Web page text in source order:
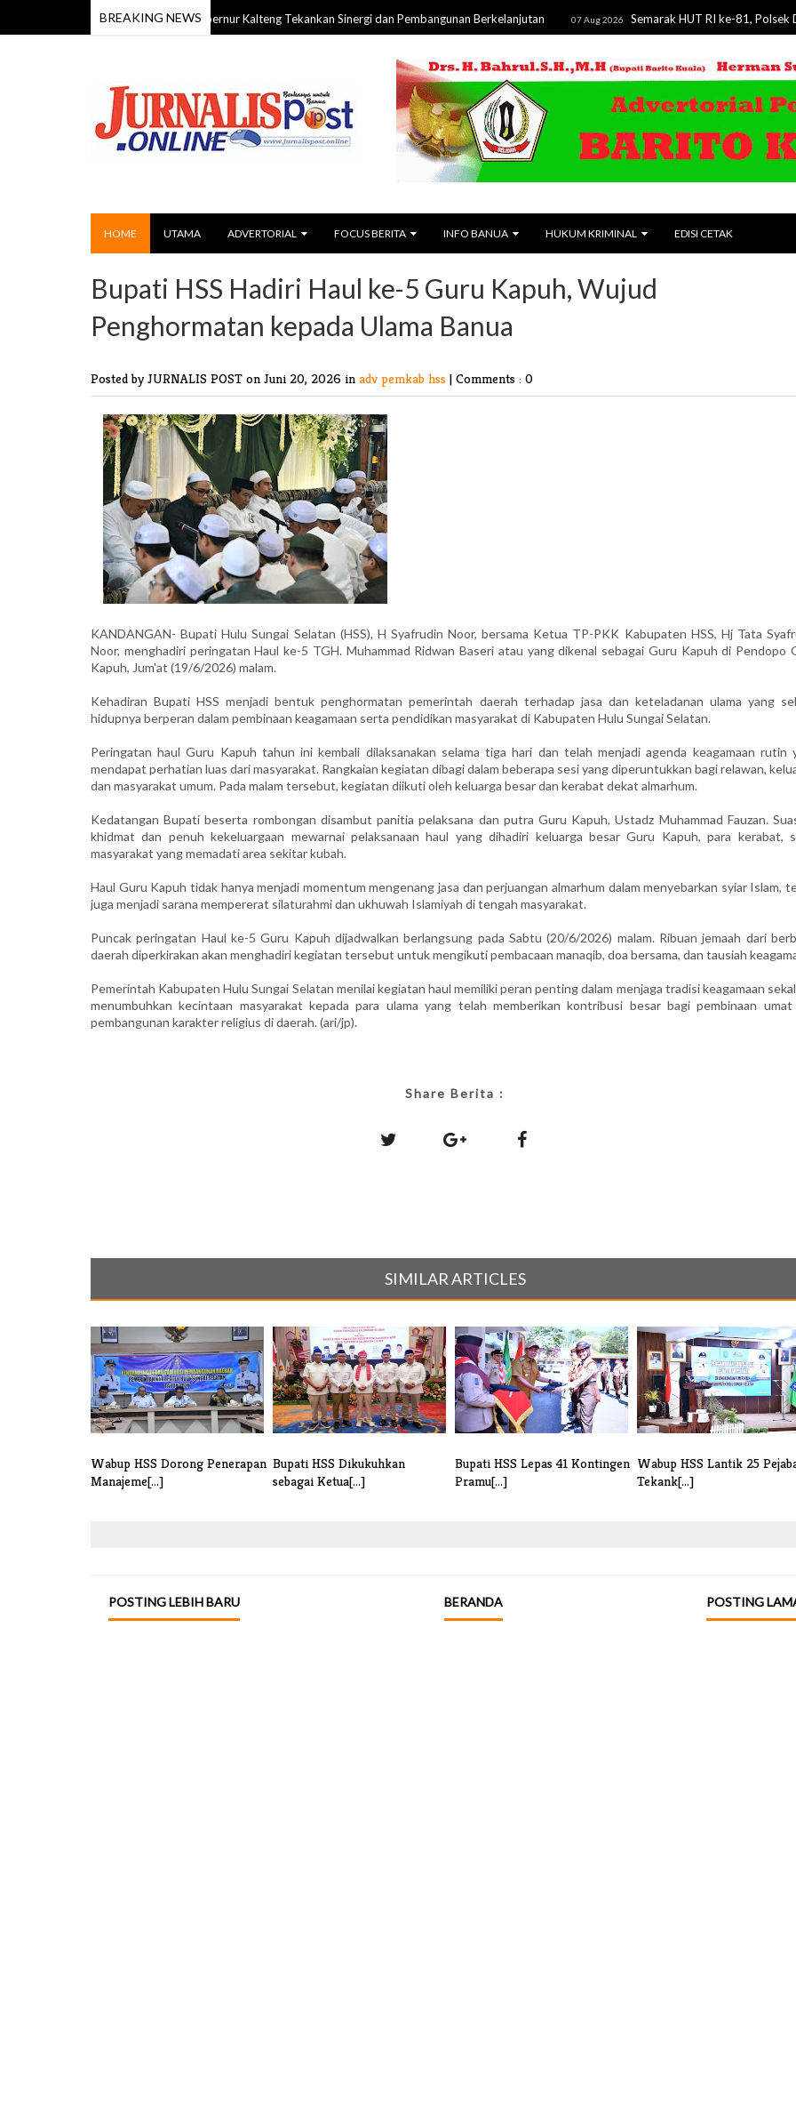
BREAKING NEWS
HUT ke-24 Barito Timur, Gubernur Kalteng Tekankan Sinergi dan Pembangunan Berkelanjutan 07 Aug 2026 Semarak HUT RI ke-81, Polsek Dusun
HOME UTAMA ADVERTORIAL FOCUS BERITA INFO BANUA HUKUM KRIMINAL EDISI CETAK
Bupati HSS Hadiri Haul ke-5 Guru Kapuh, Wujud
Penghormatan kepada Ulama Banua
Posted by JURNALIS POST on Juni 20, 2026 in adv pemkab hss | Comments : 0
KANDANGAN- Bupati Hulu Sungai Selatan (HSS), H Syafrudin Noor, bersama Ketua TP-PKK Kabupaten HSS, Hj Tata
Noor, menghadiri peringatan Haul ke-5 TGH. Muhammad Ridwan Baseri atau yang dikenal sebagai Guru Kapuh di Pendopo
Kapuh, Jum'at (19/6/2026) malam.
Kehadiran Bupati HSS menjadi bentuk penghormatan pemerintah daerah terhadap jasa dan keteladanan ulama yang
hidupnya berperan dalam pembinaan keagamaan serta pendidikan masyarakat di Kabupaten Hulu Sungai Selatan.
Peringatan haul Guru Kapuh tahun ini kembali dilaksanakan selama tiga hari dan telah menjadi agenda keagamaan rutin
mendapat perhatian luas dari masyarakat. Rangkaian kegiatan dibagi dalam beberapa sesi yang diperuntukkan bagi relawan,
dan masyarakat umum. Pada malam tersebut, kegiatan diikuti oleh keluarga besar dan kerabat dekat almarhum.
Kedatangan Bupati beserta rombongan disambut panitia pelaksana dan putra Guru Kapuh, Ustadz Muhammad Fauzan.
khidmat dan penuh kekeluargaan mewarnai pelaksanaan haul yang dihadiri keluarga besar Guru Kapuh, para kerabat,
masyarakat yang memadati area sekitar kubah.
Haul Guru Kapuh tidak hanya menjadi momentum mengenang jasa dan perjuangan almarhum dalam menyebarkan syiar Islam,
juga menjadi sarana mempererat silaturahmi dan ukhuwah Islamiyah di tengah masyarakat.
Puncak peringatan Haul ke-5 Guru Kapuh dijadwalkan berlangsung pada Sabtu (20/6/2026) malam. Ribuan jemaah dari
daerah diperkirakan akan menghadiri kegiatan tersebut untuk mengikuti pembacaan manaqib, doa bersama, dan tausiah
Pemerintah Kabupaten Hulu Sungai Selatan menilai kegiatan haul memiliki peran penting dalam menjaga tradisi keagamaan
menumbuhkan kecintaan masyarakat kepada para ulama yang telah memberikan kontribusi besar bagi pembinaan
pembangunan karakter religius di daerah. (ari/jp).
Share Berita :
SIMILAR ARTICLES
Wabup HSS Dorong Penerapan
Manajeme[...]
Bupati HSS Dikukuhkan
sebagai Ketua[...]
Bupati HSS Lepas 41 Kontingen
Pramu[...]
Wabup HSS Lantik 25
Tekank[...]
POSTING LEBIH BARU POSTING
BERANDA